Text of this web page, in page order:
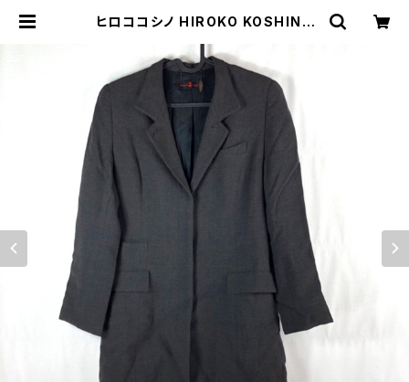
ヒロココシノ HIROKO KOSHINO
9 | Ethical Store